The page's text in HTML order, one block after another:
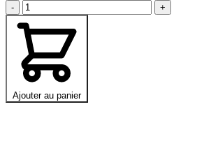
- +
Ajouter au panier